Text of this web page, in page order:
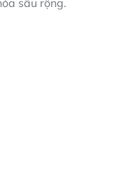
sâu rộng.